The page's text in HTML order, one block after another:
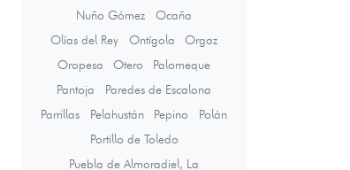
Nuño Gómez
Ocaña
Olías del Rey
Ontígola
Orgaz
Oropesa
Otero
Palomeque
Pantoja
Paredes de Escalona
Parrillas
Pelahustán Pepino
Polán
Portillo de Toledo
Puebla de Almoradiel, La